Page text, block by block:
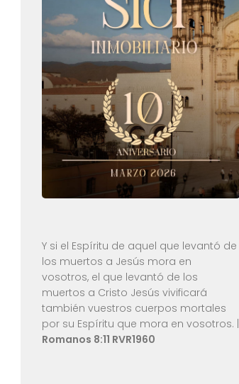
Y si el Espíritu de aquel que levantó de
los muertos a Jesús mora en
vosotros, el que levantó de los
muertos a Cristo Jesús vivificará
también vuestros cuerpos mortales
por su Espíritu que mora en vosotros. |
Romanos 8:11 RVR1960